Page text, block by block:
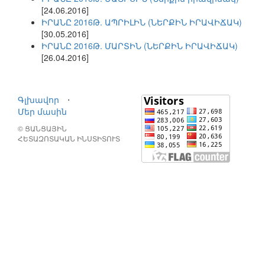
[24.06.2016]
ԻՐԱՆԸ 2016Թ. ԱՊՐԻԼԻՆ (ՆԵՐՔԻՆ ԻՐԱՎԻՃԱԿ)
[30.05.2016]
ԻՐԱՆԸ 2016Թ. ՄԱՐՏԻՆ (ՆԵՐՔԻՆ ԻՐԱՎԻՃԱԿ)
[26.04.2016]
Գլխավոր
⋅
Մեր մասին
© ՑԱՆՑԱՅԻՆ
ՀԵՏԱԶՈՏԱԿԱՆ ԻՆՍՏԻՏՈՒՏ